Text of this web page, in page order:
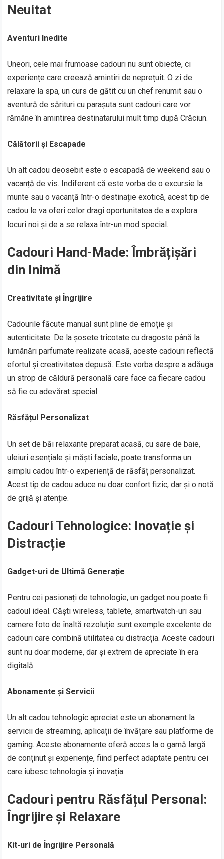
Neuitat
Aventuri Inedite
Uneori, cele mai frumoase cadouri nu sunt obiecte, ci
experiențe care creează amintiri de neprețuit. O zi de
relaxare la spa, un curs de gătit cu un chef renumit sau o
aventură de sărituri cu parașuta sunt cadouri care vor
rămâne în amintirea destinatarului mult timp după Crăciun.
Călătorii și Escapade
Un alt cadou deosebit este o escapadă de weekend sau o
vacanță de vis. Indiferent că este vorba de o excursie la
munte sau o vacanță într-o destinație exotică, acest tip de
cadou le va oferi celor dragi oportunitatea de a explora
locuri noi și de a se relaxa într-un mod special.
Cadouri Hand-Made: Îmbrățișări
din Inimă
Creativitate și Îngrijire
Cadourile făcute manual sunt pline de emoție și
autenticitate. De la șosete tricotate cu dragoste până la
lumânări parfumate realizate acasă, aceste cadouri reflectă
efortul și creativitatea depusă. Este vorba despre a adăuga
un strop de căldură personală care face ca fiecare cadou
să fie cu adevărat special.
Răsfățul Personalizat
Un set de băi relaxante preparat acasă, cu sare de baie,
uleiuri esențiale și măști faciale, poate transforma un
simplu cadou într-o experiență de răsfăț personalizat.
Acest tip de cadou aduce nu doar confort fizic, dar și o notă
de grijă și atenție.
Cadouri Tehnologice: Inovație și
Distracție
Gadget-uri de Ultimă Generație
Pentru cei pasionați de tehnologie, un gadget nou poate fi
cadoul ideal. Căști wireless, tablete, smartwatch-uri sau
camere foto de înaltă rezoluție sunt exemple excelente de
cadouri care combină utilitatea cu distracția. Aceste cadouri
sunt nu doar moderne, dar și extrem de apreciate în era
digitală.
Abonamente și Servicii
Un alt cadou tehnologic apreciat este un abonament la
servicii de streaming, aplicații de învățare sau platforme de
gaming. Aceste abonamente oferă acces la o gamă largă
de conținut și experiențe, fiind perfect adaptate pentru cei
care iubesc tehnologia și inovația.
Cadouri pentru Răsfățul Personal:
Îngrijire și Relaxare
Kit-uri de Îngrijire Personală